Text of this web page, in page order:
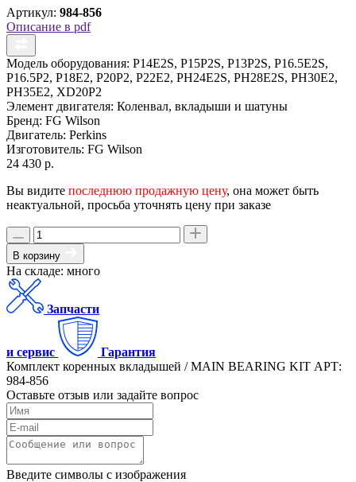
Артикул: 984-856
Описание в pdf
Модель оборудования: P14E2S, P15P2S, P13P2S, P16.5E2S,
P16.5P2, P18E2, P20P2, P22E2, PH24E2S, PH28E2S, PH30E2,
PH35E2, XD20P2
Элемент двигателя: Коленвал, вкладыши и шатуны
Бренд: FG Wilson
Двигатель: Perkins
Изготовитель: FG Wilson
24 430 р.
Вы видите последнюю продажную цену, она может быть
неактуальной, просьба уточнять цену при заказе
В корзину
На складе: много
Запчасти
и сервис
Гарантия
Комплект коренных вкладышей / MAIN BEARING KIT АРТ:
984-856
Оставьте отзыв или задайте вопрос
Введите символы с изображения